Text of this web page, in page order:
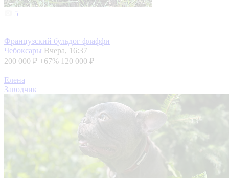
5
Французский бульдог флаффи
Чебоксары Вчера, 16:37
200 000 ₽ +67% 120 000 ₽
Елена
Заводчик